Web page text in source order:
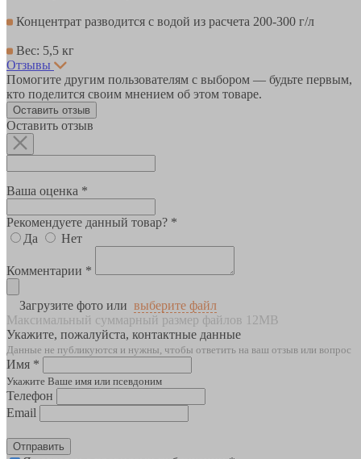
Концентрат разводится с водой из расчета 200-300 г/л
Вес: 5,5 кг
Отзывы
Помогите другим пользователям с выбором — будьте первым,
кто поделится своим мнением об этом товаре.
Оставить отзыв
Оставить отзыв
Ваша оценка *
Рекомендуете данный товар? *
Да
Нет
Комментарии *
Загрузите фото или выберите файл
Максимальный суммарный размер файлов 12MB
Укажите, пожалуйста, контактные данные
Данные не публикуются и нужны, чтобы ответить на ваш отзыв или вопрос
Имя *
Укажите Ваше имя или псевдоним
Телефон
Email
Отправить